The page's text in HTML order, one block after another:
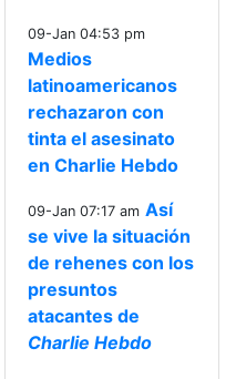
09-Jan 04:53 pm
Medios
latinoamericanos
rechazaron con
tinta el asesinato
en Charlie Hebdo
09-Jan 07:17 am Así
se vive la situación
de rehenes con los
presuntos
atacantes de
Charlie Hebdo